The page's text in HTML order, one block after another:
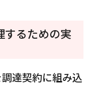
するための実
達契約に組み込